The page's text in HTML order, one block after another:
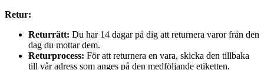
Retur:
Returrätt: Du har 14 dagar på dig att returnera varor från den
dag du mottar dem.
Returprocess: För att returnera en vara, skicka den tillbaka
till vår adress som anges på den medföljande etiketten.